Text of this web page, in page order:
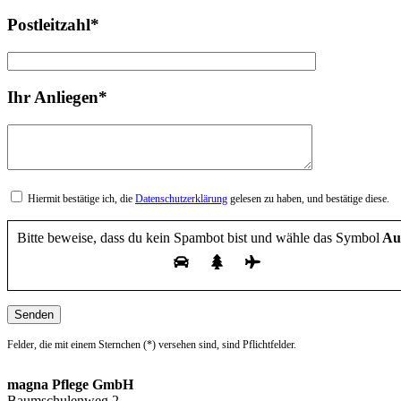
Postleitzahl*
Ihr Anliegen*
Hiermit bestätige ich, die Datenschutzerklärung gelesen zu haben, und bestätige diese.
Bitte beweise, dass du kein Spambot bist und wähle das Symbol
Felder, die mit einem Sternchen (*) versehen sind, sind Pflichtfelder.
magna Pflege GmbH